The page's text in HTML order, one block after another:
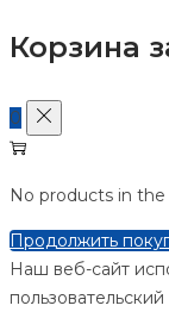
Корзина
0
No products in the
Продолжить
Наш веб-сайт